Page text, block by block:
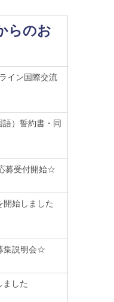
らのお
イン国際交流
）誓約書・同
募受付開始☆
始しました
集説明会☆
した